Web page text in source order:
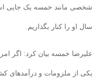
سال او را کنار بگذاریم.
علیرضا خمسه بیان کرد: اگر
یکی از ملزومات و درآمدهای